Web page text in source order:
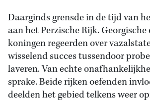
Daarginds grensde in de tijd van
aan het Perzische Rijk. Georgische
koningen regeerden over
wisselend succes tussendoor
laveren. Van echte
sprake. Beide rijken oefenden
deelden het gebied telkens weer